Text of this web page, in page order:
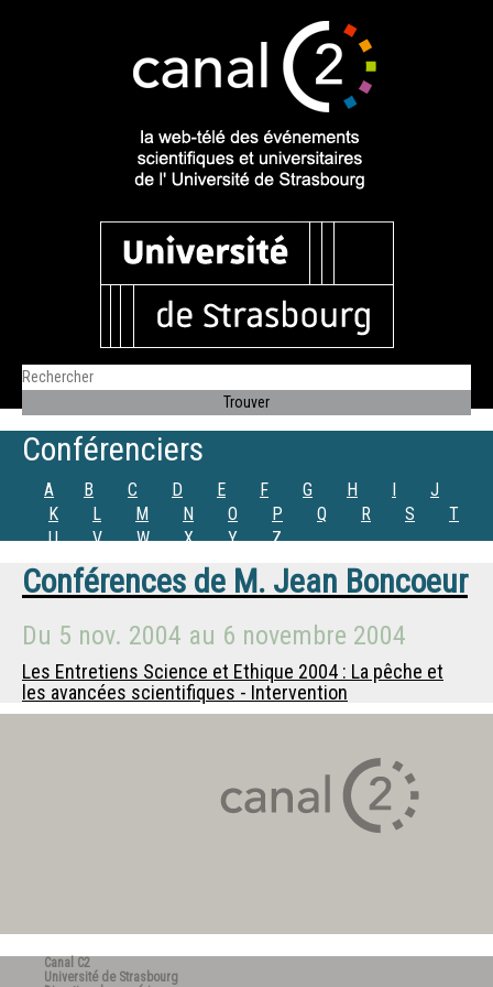
Conférenciers
A B C D E F G H I
J
K
L M N O P Q R S
T
U
V W X Y Z
Conférences de M. Jean Boncoeur
Du 5 nov. 2004 au 6 novembre 2004
Les Entretiens Science et Ethique 2004 : La pêche et
les avancées scientifiques - Intervention
Canal C2
Université de Strasbourg